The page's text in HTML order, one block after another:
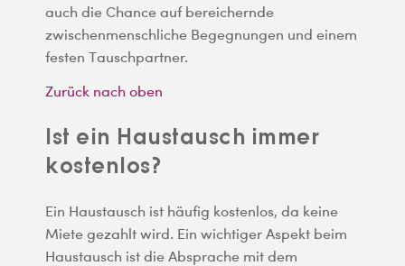
auch die Chance auf bereichernde
zwischenmenschliche Begegnungen und einem
festen Tauschpartner.
Zurück nach oben
Ist ein Haustausch immer
kostenlos?
Ein Haustausch ist häufig kostenlos, da keine
Miete gezahlt wird. Ein wichtiger Aspekt beim
Haustausch ist die Absprache mit dem